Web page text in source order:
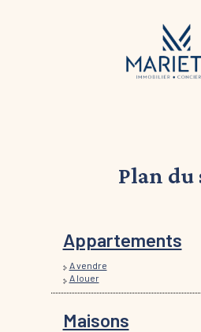
Plan du
Appartements
A vendre
A louer
Maisons